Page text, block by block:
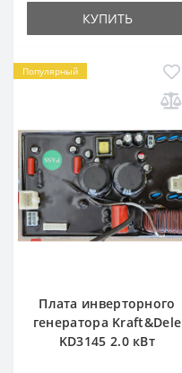
КУПИТЬ
Популярный
Плата инверторного
генератора Kraft&Dele
KD3145 2.0 кВт